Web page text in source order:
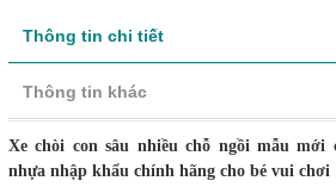
Thông tin chi tiết
Thông tin khác
Xe chòi con sâu nhiều chỗ ngồi mẫu mới
nhựa nhập khẩu chính hãng cho bé vui chơi